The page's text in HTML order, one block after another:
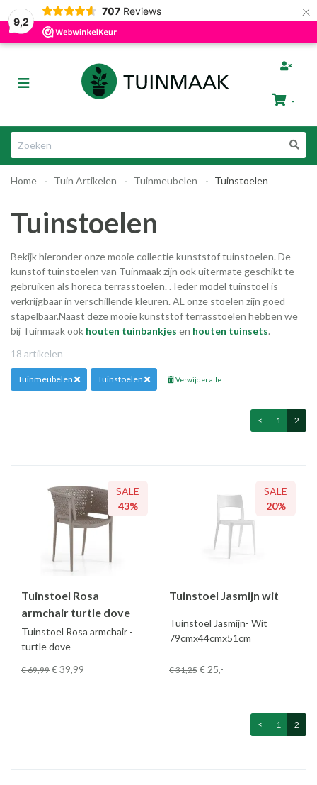
(Tuinafscheiding)
(Tuinmeubelen)
(Dier & Tuin)
(Cadeautips)
9,2
707 Reviews ×
Gratis afhalen in Groningen Razendsnelle Levering
Toggle
-
Winkelwagen
Vul hem met producten.
Home Tuin Artikelen Tuinmeubelen Tuinstoelen
Tuinstoelen
Bekijk hieronder onze mooie collectie kunststof tuinstoelen. De
kunstof tuinstoelen van Tuinmaak zijn ook uitermate geschikt te
gebruiken als horeca terrasstoelen. . Ieder model tuinstoel is
verkrijgbaar in verschillende kleuren. AL onze stoelen zijn goed
stapelbaar.Naast deze mooie kunststof terrasstoelen hebben we
bij Tuinmaak ook houten tuinbankjes en houten tuinsets.
18 artikelen
Tuinmeubelen Tuinstoelen Verwijder alle
< 1 2
SALE
43%
Tuinstoel Rosa
armchair turtle dove
Tuinstoel Rosa armchair -
turtle dove
€ 69,99 € 39,99
SALE
20%
Tuinstoel Jasmijn wit
Tuinstoel Jasmijn- Wit
79cmx44cmx51cm
€ 31,25 € 25,-
< 1 2